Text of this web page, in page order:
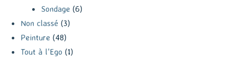
Sondage (6)
Non classé (3)
Peinture (48)
Tout à l'Ego (1)